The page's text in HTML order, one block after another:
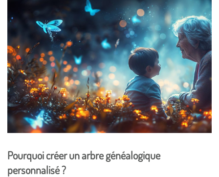
Pourquoi créer un arbre généalogique
personnalisé ?